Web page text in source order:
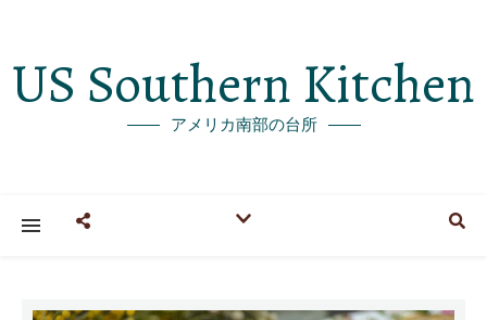
US Southern Kitchen
アメリカ南部の台所